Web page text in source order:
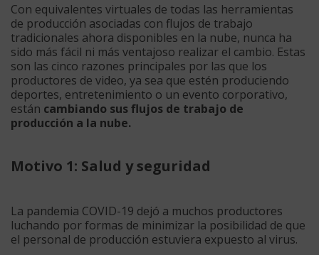
Con equivalentes virtuales de todas las herramientas
de producción asociadas con flujos de trabajo
tradicionales ahora disponibles en la nube, nunca ha
sido más fácil ni más ventajoso realizar el cambio. Estas
son las cinco razones principales por las que los
productores de video, ya sea que estén produciendo
deportes, entretenimiento o un evento corporativo,
están cambiando sus flujos de trabajo de
producción a la nube.
Motivo 1: Salud y seguridad
La pandemia COVID-19 dejó a muchos productores
luchando por formas de minimizar la posibilidad de que
el personal de producción estuviera expuesto al virus.